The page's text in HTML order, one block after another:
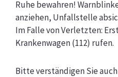
Ruhe bewahren!
anziehen, Unfallstelle
Im Falle von Verletzten:
Krankenwagen (112) rufen.
Bitte verständigen Sie